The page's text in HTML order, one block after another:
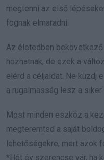
megtenni az első
fognak elmaradni.
Az életedben
hozhatnak, de ezek a
elérd a céljaidat. Ne küzdj
a rugalmasság lesz a siker
Most minden eszköz a
megteremtsd a saját
lehetőségekre, mert azok
*Hét év szerencse vár, ha